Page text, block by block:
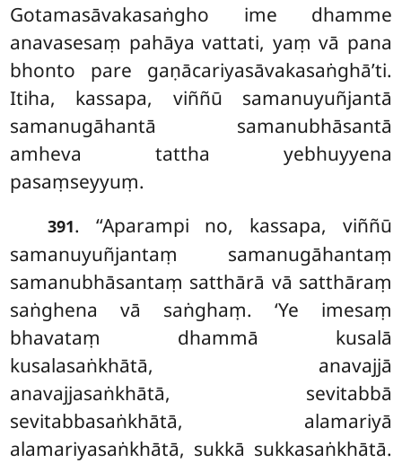
Gotamasāvakasaṅgho ime dhamme
anavasesaṃ pahāya vattati, yaṃ vā pana
bhonto pare gaṇācariyasāvakasaṅghā’ti.
Itiha, kassapa, viññū samanuyuñjantā
samanugāhantā samanubhāsantā
amheva tattha yebhuyyena
pasaṃseyyuṃ.
391. ‘‘Aparampi no, kassapa, viññū
samanuyuñjantaṃ samanugāhantaṃ
samanubhāsantaṃ satthārā vā satthāraṃ
saṅghena vā saṅghaṃ. ‘Ye imesaṃ
bhavataṃ dhammā kusalā
kusalasaṅkhātā, anavajjā
anavajjasaṅkhātā, sevitabbā
sevitabbasaṅkhātā, alamariyā
alamariyasaṅkhātā, sukkā sukkasaṅkhātā.